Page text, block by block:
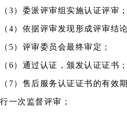
（3）委派评审组实施认证评审；
（4）依据评审发现形成评审结论
（5）评审委员会最终审定；
（6）通过认证，颁发认证证书；
（7）售后服务认证证书的有效
行一次监督评审；